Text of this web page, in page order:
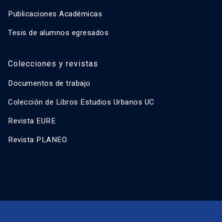
Publicaciones Académicas
Tesis de alumnos egresados
Colecciones y revistas
Documentos de trabajo
Colección de Libros Estudios Urbanos UC
Revista EURE
Revista PLANEO